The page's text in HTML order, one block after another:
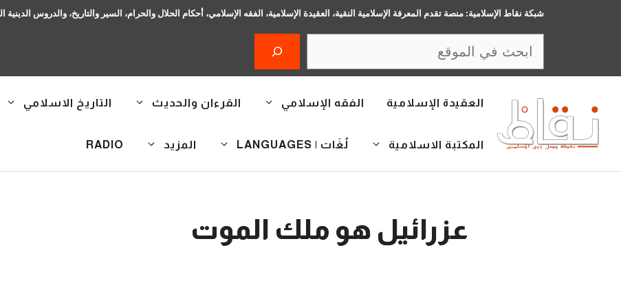
شبكة نقاط الإسلامية: منصة تقدم المعرفة الإسلامية النقية، العقيدة الإسلامية، الفقه الإسلامي، أحكام الحلال والحرام، السير والتاريخ، والدروس
العقيدة الإسلامية الفقه الإسلامي القرءان والحديث التاريخ الاسلامي
المكتبة الاسلامية لُغَات | LANGUAGES المزيد RADIO
عزرائيل هو ملك الموت